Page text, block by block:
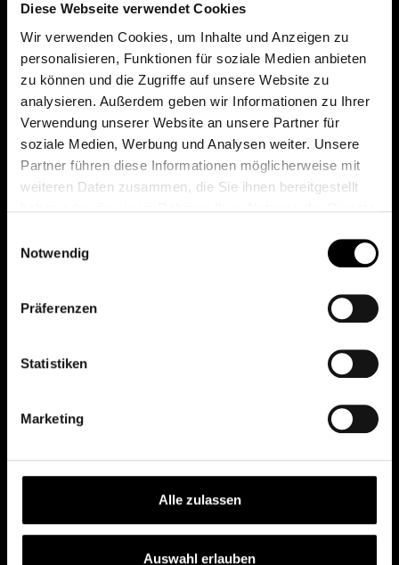
Diese Webseite verwendet Cookies
Wir verwenden Cookies, um Inhalte und Anzeigen zu
personalisieren, Funktionen für soziale Medien anbieten
zu können und die Zugriffe auf unsere Website zu
analysieren. Außerdem geben wir Informationen zu Ihrer
Verwendung unserer Website an unsere Partner für
soziale Medien, Werbung und Analysen weiter. Unsere
Partner führen diese Informationen möglicherweise mit
weiteren Daten zusammen, die Sie ihnen bereitgestellt
Notwendig
Präferenzen
Statistiken
Marketing
Alle zulassen
Auswahl erlauben
Das erste Depot in Österreich mit 0€ Kontoführung,
0€ Ausgabeaufschlag und 0€ Depotgebühren bei
knapp 2000 Fonds und 0€ Orderspesen.
All rights reserved.
Depot eröffnen
Depot übertragen
Konditionen